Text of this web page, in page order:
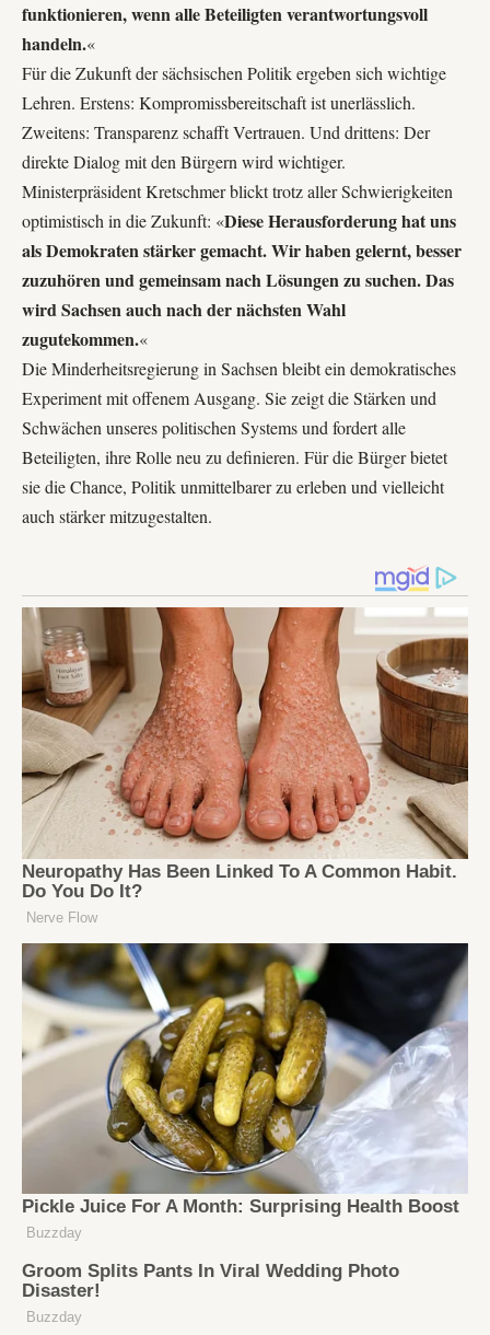
funktionieren, wenn alle Beteiligten verantwortungsvoll
handeln.«
Für die Zukunft der sächsischen Politik ergeben sich wichtige
Lehren. Erstens: Kompromissbereitschaft ist unerlässlich.
Zweitens: Transparenz schafft Vertrauen. Und drittens: Der
direkte Dialog mit den Bürgern wird wichtiger.
Ministerpräsident Kretschmer blickt trotz aller Schwierigkeiten
optimistisch in die Zukunft: «Diese Herausforderung hat uns
als Demokraten stärker gemacht. Wir haben gelernt, besser
zuzuhören und gemeinsam nach Lösungen zu suchen. Das
wird Sachsen auch nach der nächsten Wahl
zugutekommen.«
Die Minderheitsregierung in Sachsen bleibt ein demokratisches
Experiment mit offenem Ausgang. Sie zeigt die Stärken und
Schwächen unseres politischen Systems und fordert alle
Beteiligten, ihre Rolle neu zu definieren. Für die Bürger bietet
sie die Chance, Politik unmittelbarer zu erleben und vielleicht
auch stärker mitzugestalten.